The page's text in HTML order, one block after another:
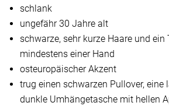
schlank
ungefähr 30 Jahre alt
schwarze, sehr kurze Haare und ein
mindestens einer Hand
osteuropäischer Akzent
trug einen schwarzen Pullover, eine
dunkle Umhängetasche mit hellen